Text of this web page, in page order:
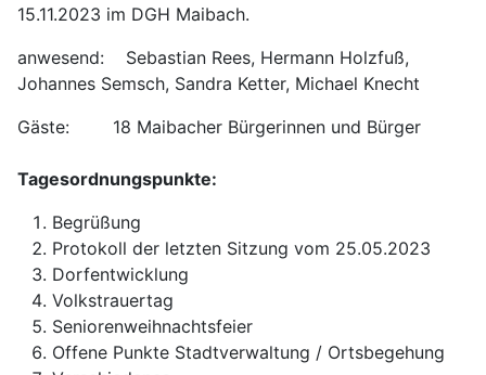
15.11.2023 im DGH Maibach.
anwesend: Sebastian Rees, Hermann Holzfuß,
Johannes Semsch, Sandra Ketter, Michael Knecht
Gäste: 18 Maibacher Bürgerinnen und Bürger
Tagesordnungspunkte:
Begrüßung
Protokoll der letzten Sitzung vom 25.05.2023
Dorfentwicklung
Volkstrauertag
Seniorenweihnachtsfeier
Offene Punkte Stadtverwaltung / Ortsbegehung